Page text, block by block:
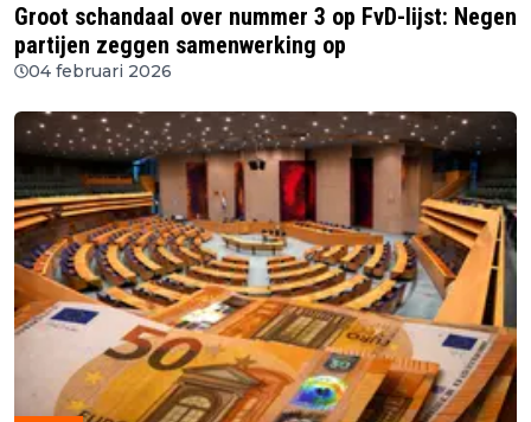
Groot schandaal over nummer 3 op FvD-lijst: Negen
partijen zeggen samenwerking op
04 februari 2026